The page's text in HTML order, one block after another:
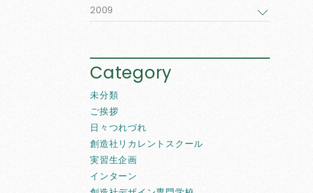
2009
Category
未分類
ご挨拶
日々つれづれ
創造社リカレントスクール
実習生企画
インターン